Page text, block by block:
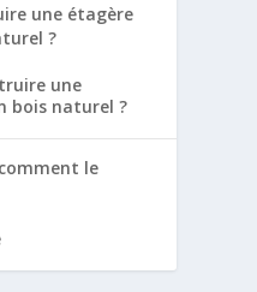
une étagère
?
le